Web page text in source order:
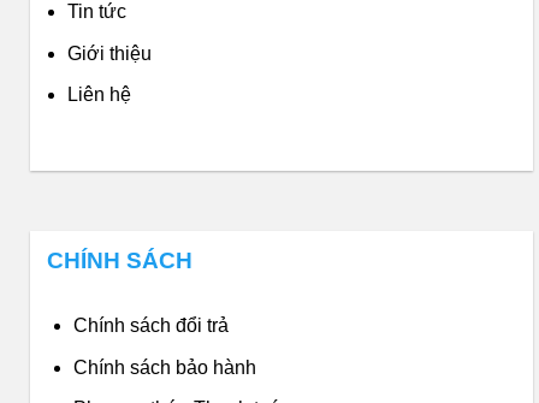
Tin tức
Giới thiệu
Liên hệ
CHÍNH SÁCH
Chính sách đổi trả
Chính sách bảo hành